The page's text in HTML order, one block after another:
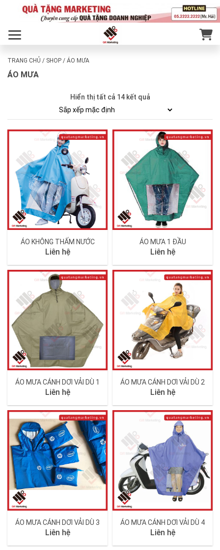
TRANG CHỦ / SHOP / ÁO MƯA
ÁO MƯA
Hiển thị tất cả 14 kết quả
ÁO KHÔNG THẤM NƯỚC
Liên hệ
ÁO MƯA 1 ĐẦU
Liên hệ
ÁO MƯA CÁNH DƠI VẢI DÙ 1
Liên hệ
ÁO MƯA CÁNH DƠI VẢI DÙ 2
Liên hệ
ÁO MƯA CÁNH DƠI VẢI DÙ 3
Liên hệ
ÁO MƯA CÁNH DƠI VẢI DÙ 4
Liên hệ